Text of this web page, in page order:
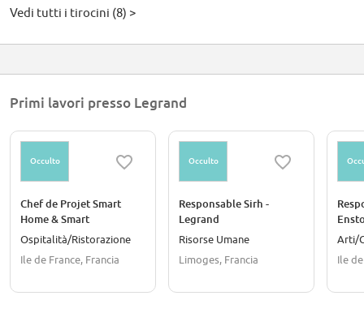
Vedi tutti i tirocini (8) >
Primi lavori presso Legrand
Occulto
Chef de Projet Smart
Home & Smart
Hospitality H/F
Ospitalità/Ristorazione
Ile de France, Francia
Occulto
Responsable Sirh -
Legrand
Risorse Umane
Limoges, Francia
Arti/
Ile